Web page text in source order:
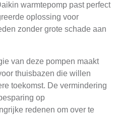
warmtepomp past perfect
oplossing voor
zonder grote schade aan
van deze pompen maakt
thuisbazen die willen
toekomst. De vermindering
op
redenen om over te